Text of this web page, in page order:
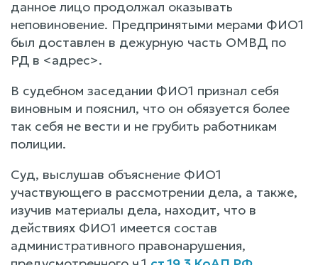
данное лицо продолжал оказывать
неповиновение. Предпринятыми мерами ФИО1
был доставлен в дежурную часть ОМВД по
РД в <адрес>.
В судебном заседании ФИО1 признал себя
виновным и пояснил, что он обязуется более
так себя не вести и не грубить работникам
полиции.
Суд, выслушав объяснение ФИО1
участвующего в рассмотрении дела, а также,
изучив материалы дела, находит, что в
действиях ФИО1 имеется состав
административного правонарушения,